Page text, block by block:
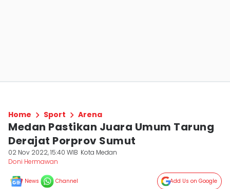
Home Sport Arena
Medan Pastikan Juara Umum Tarung
Derajat Porprov Sumut
02 Nov 2022, 15:40 WIB Kota Medan
Doni Hermawan
News Channel Add Us on Google